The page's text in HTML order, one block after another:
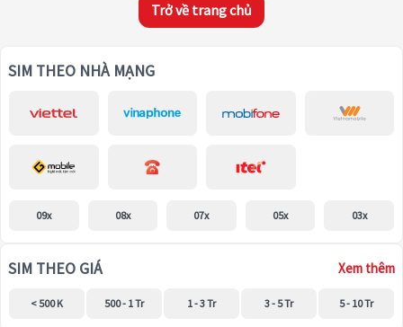
Trở về trang chủ
SIM THEO NHÀ MẠNG
09x 08x 07x 05x 03x
SIM THEO GIÁ Xem thêm
< 500 K 500 - 1 Tr 1 - 3 Tr 3 - 5 Tr 5 - 10 Tr